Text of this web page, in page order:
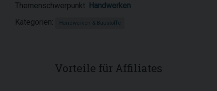
Themenschwerpunkt: Handwerken
Kategorien:
Handwerken & Baustoffe
Vorteile für Affiliates